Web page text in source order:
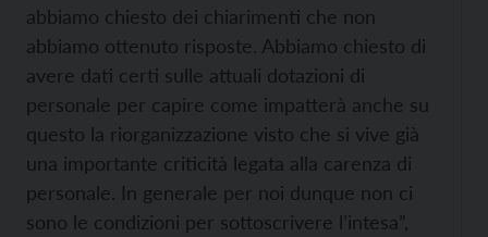
abbiamo chiesto dei chiarimenti che non
abbiamo ottenuto risposte. Abbiamo chiesto di
avere dati certi sulle attuali dotazioni di
personale per capire come impatterà anche su
questo la riorganizzazione visto che si vive già
una importante criticità legata alla carenza di
personale. In generale per noi dunque non ci
sono le condizioni per sottoscrivere l’intesa”,